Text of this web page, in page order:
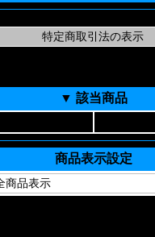
▼ 該当商品
商品表示設定